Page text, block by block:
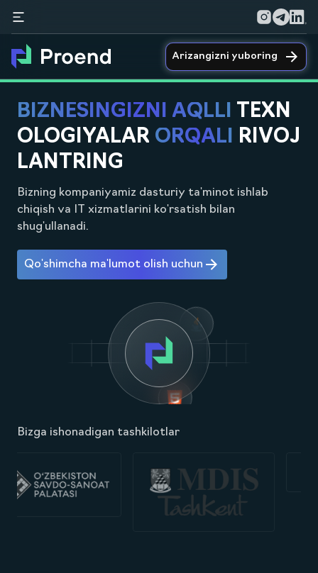
Arizangizni yuboring
BIZNESINGIZNI AQLLI TEXN
OLOGIYALAR ORQALI RIVOJ
LANTRING
Bizning kompaniyamiz dasturiy ta'minot ishlab
chiqish va IT xizmatlarini ko'rsatish bilan
shug'ullanadi.
Qo'shimcha ma'lumot olish uchun
Bizga ishonadigan tashkilotlar